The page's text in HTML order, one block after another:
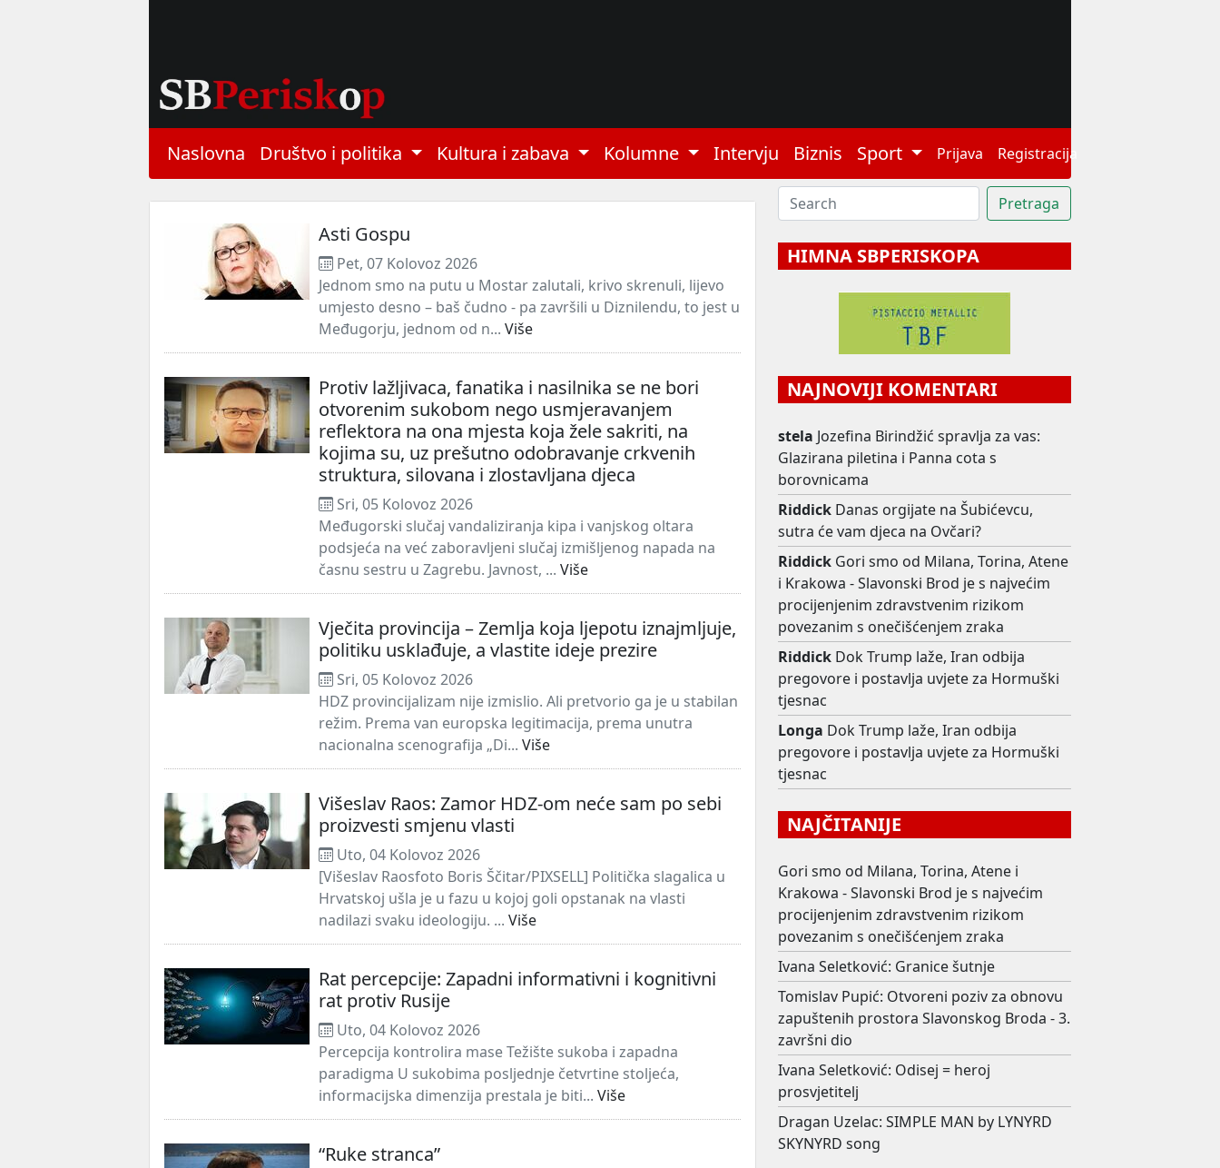
Naslovna Društvo i politika Kultura i zabava Kolumne Intervju Biznis Sport Prijava Registracija
Asti Gospu
Pet, 07 Kolovoz 2026
Jednom smo na putu u Mostar zalutali, krivo skrenuli, lijevo
umjesto desno – baš čudno - pa završili u Diznilendu, to jest u
Međugorju, jednom od n... Više
Protiv lažljivaca, fanatika i nasilnika se ne bori
otvorenim sukobom nego usmjeravanjem
reflektora na ona mjesta koja žele sakriti, na
kojima su, uz prešutno odobravanje crkvenih
struktura, silovana i zlostavljana djeca
Sri, 05 Kolovoz 2026
Međugorski slučaj vandaliziranja kipa i vanjskog oltara
podsjeća na već zaboravljeni slučaj izmišljenog napada na
časnu sestru u Zagrebu. Javnost, ... Više
Vječita provincija – Zemlja koja ljepotu iznajmljuje,
politiku usklađuje, a vlastite ideje prezire
Sri, 05 Kolovoz 2026
HDZ provincijalizam nije izmislio. Ali pretvorio ga je u stabilan
režim. Prema van europska legitimacija, prema unutra
nacionalna scenografija „Di... Više
Višeslav Raos: Zamor HDZ-om neće sam po sebi
proizvesti smjenu vlasti
Uto, 04 Kolovoz 2026
[Višeslav Raosfoto Boris Ščitar/PIXSELL] Politička slagalica u
Hrvatskoj ušla je u fazu u kojoj goli opstanak na vlasti
nadilazi svaku ideologiju. ... Više
Rat percepcije: Zapadni informativni i kognitivni
rat protiv Rusije
Uto, 04 Kolovoz 2026
Percepcija kontrolira mase Težište sukoba i zapadna
paradigma U sukobima posljednje četvrtine stoljeća,
informacijska dimenzija prestala je biti... Više
“Ruke stranca”
HIMNA SBPERISKOPA
NAJNOVIJI KOMENTARI
stela Jozefina Birindžić spravlja za vas:
Glazirana piletina i Panna cota s
borovnicama
Riddick Danas orgijate na Šubićevcu,
sutra će vam djeca na Ovčari?
Riddick Gori smo od Milana, Torina, Atene
i Krakowa - Slavonski Brod je s najvećim
procijenjenim zdravstvenim rizikom
povezanim s onečišćenjem zraka
Riddick Dok Trump laže, Iran odbija
pregovore i postavlja uvjete za Hormuški
tjesnac
Longa Dok Trump laže, Iran odbija
pregovore i postavlja uvjete za Hormuški
tjesnac
NAJČITANIJE
Gori smo od Milana, Torina, Atene i
Krakowa - Slavonski Brod je s najvećim
procijenjenim zdravstvenim rizikom
povezanim s onečišćenjem zraka
Ivana Seletković: Granice šutnje
Tomislav Pupić: Otvoreni poziv za obnovu
zapuštenih prostora Slavonskog Broda - 3.
završni dio
Ivana Seletković: Odisej = heroj
prosvjetitelj
Dragan Uzelac: SIMPLE MAN by LYNYRD
SKYNYRD song